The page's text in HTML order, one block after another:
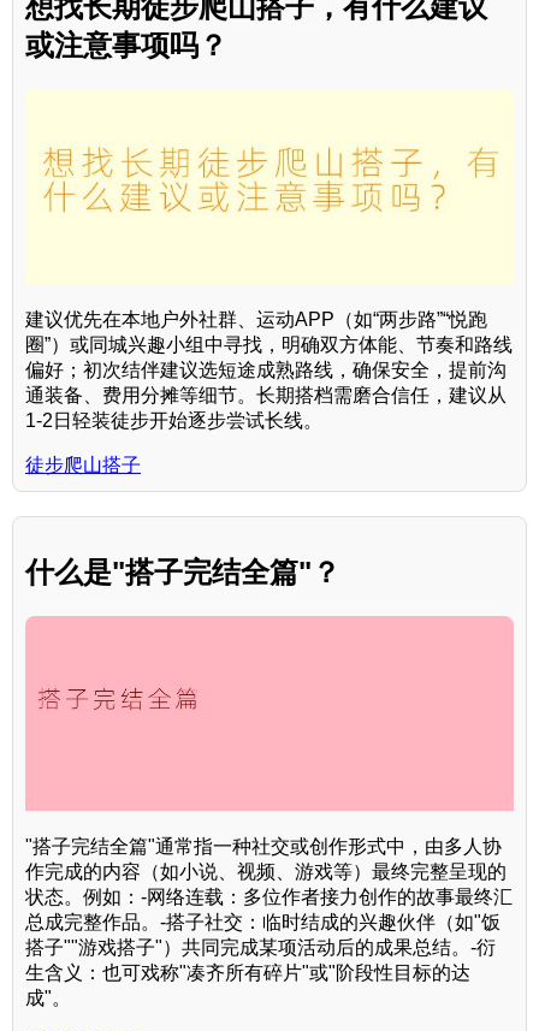
或注意事项吗？
建议优先在本地户外社群、运动APP（如“两步路”“悦跑
圈”）或同城兴趣小组中寻找，明确双方体能、节奏和路线
偏好；初次结伴建议选短途成熟路线，确保安全，提前沟
通装备、费用分摊等细节。长期搭档需磨合信任，建议从
1-2日轻装徒步开始逐步尝试长线。
徒步爬山搭子
什么是"搭子完结全篇"？
"搭子完结全篇"通常指一种社交或创作形式中，由多人协
作完成的内容（如小说、视频、游戏等）最终完整呈现的
状态。例如：-网络连载：多位作者接力创作的故事最终汇
总成完整作品。-搭子社交：临时结成的兴趣伙伴（如"饭
搭子""游戏搭子"）共同完成某项活动后的成果总结。-衍
生含义：也可戏称"凑齐所有碎片"或"阶段性目标的达
成"。